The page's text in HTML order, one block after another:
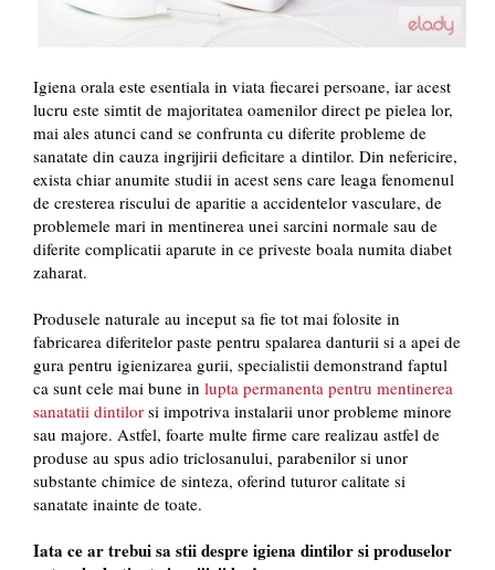
Igiena orala este esentiala in viata fiecarei persoane, iar acest
lucru este simtit de majoritatea oamenilor direct pe pielea lor,
mai ales atunci cand se confrunta cu diferite probleme de
sanatate din cauza ingrijirii deficitare a dintilor. Din nefericire,
exista chiar anumite studii in acest sens care leaga fenomenul
de cresterea riscului de aparitie a accidentelor vasculare, de
problemele mari in mentinerea unei sarcini normale sau de
diferite complicatii aparute in ce priveste boala numita diabet
zaharat.
Produsele naturale au inceput sa fie tot mai folosite in
fabricarea diferitelor paste pentru spalarea danturii si a apei de
gura pentru igienizarea gurii, specialistii demonstrand faptul
ca sunt cele mai bune in lupta permanenta pentru mentinerea
sanatatii dintilor si impotriva instalarii unor probleme minore
sau majore. Astfel, foarte multe firme care realizau astfel de
produse au spus adio triclosanului, parabenilor si unor
substante chimice de sinteza, oferind tuturor calitate si
sanatate inainte de toate.
Iata ce ar trebui sa stii despre igiena dintilor si produselor